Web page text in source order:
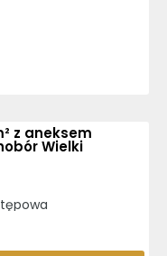
z aneksem
Wielki